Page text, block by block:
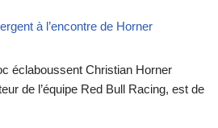
à l’encontre de Horner
éclaboussent Christian Horner
de l’équipe Red Bull Racing, est de